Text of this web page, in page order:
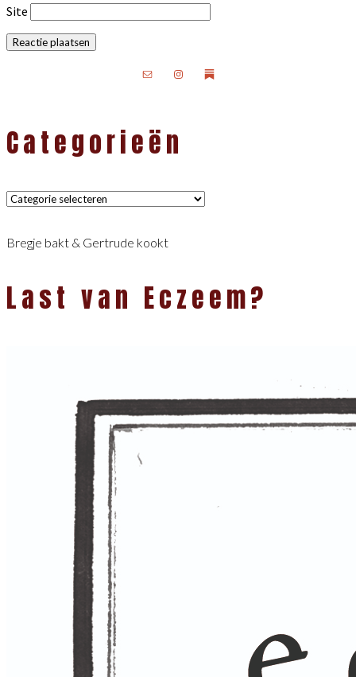
Site
Categorieën
Categorieën
Bregje bakt & Gertrude kookt
Last van Eczeem?